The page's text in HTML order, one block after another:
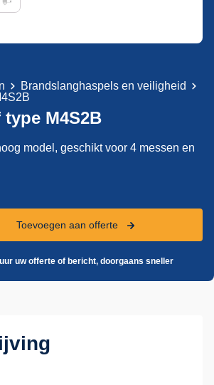
Brandslanghaspels en veiligheid
M4S2B
model, geschikt voor 4 messen en
Toevoegen aan offerte
uw offerte of bericht, doorgaans sneller